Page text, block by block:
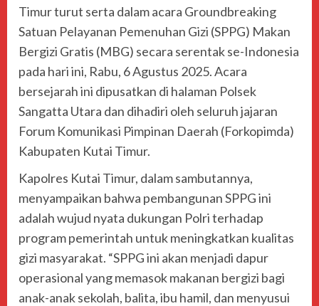
Timur turut serta dalam acara Groundbreaking
Satuan Pelayanan Pemenuhan Gizi (SPPG) Makan
Bergizi Gratis (MBG) secara serentak se-Indonesia
pada hari ini, Rabu, 6 Agustus 2025. Acara
bersejarah ini dipusatkan di halaman Polsek
Sangatta Utara dan dihadiri oleh seluruh jajaran
Forum Komunikasi Pimpinan Daerah (Forkopimda)
Kabupaten Kutai Timur.
​Kapolres Kutai Timur, dalam sambutannya,
menyampaikan bahwa pembangunan SPPG ini
adalah wujud nyata dukungan Polri terhadap
program pemerintah untuk meningkatkan kualitas
gizi masyarakat. “SPPG ini akan menjadi dapur
operasional yang memasok makanan bergizi bagi
anak-anak sekolah, balita, ibu hamil, dan menyusui